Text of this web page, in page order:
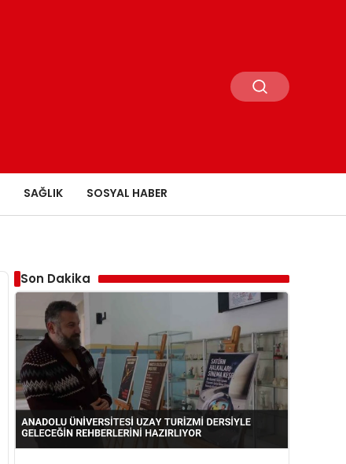
SAĞLIK SOSYAL HABER
Son Dakika